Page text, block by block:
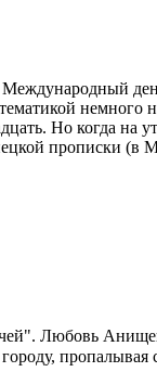
Но когда на
прописки
Любовь
пропалывая